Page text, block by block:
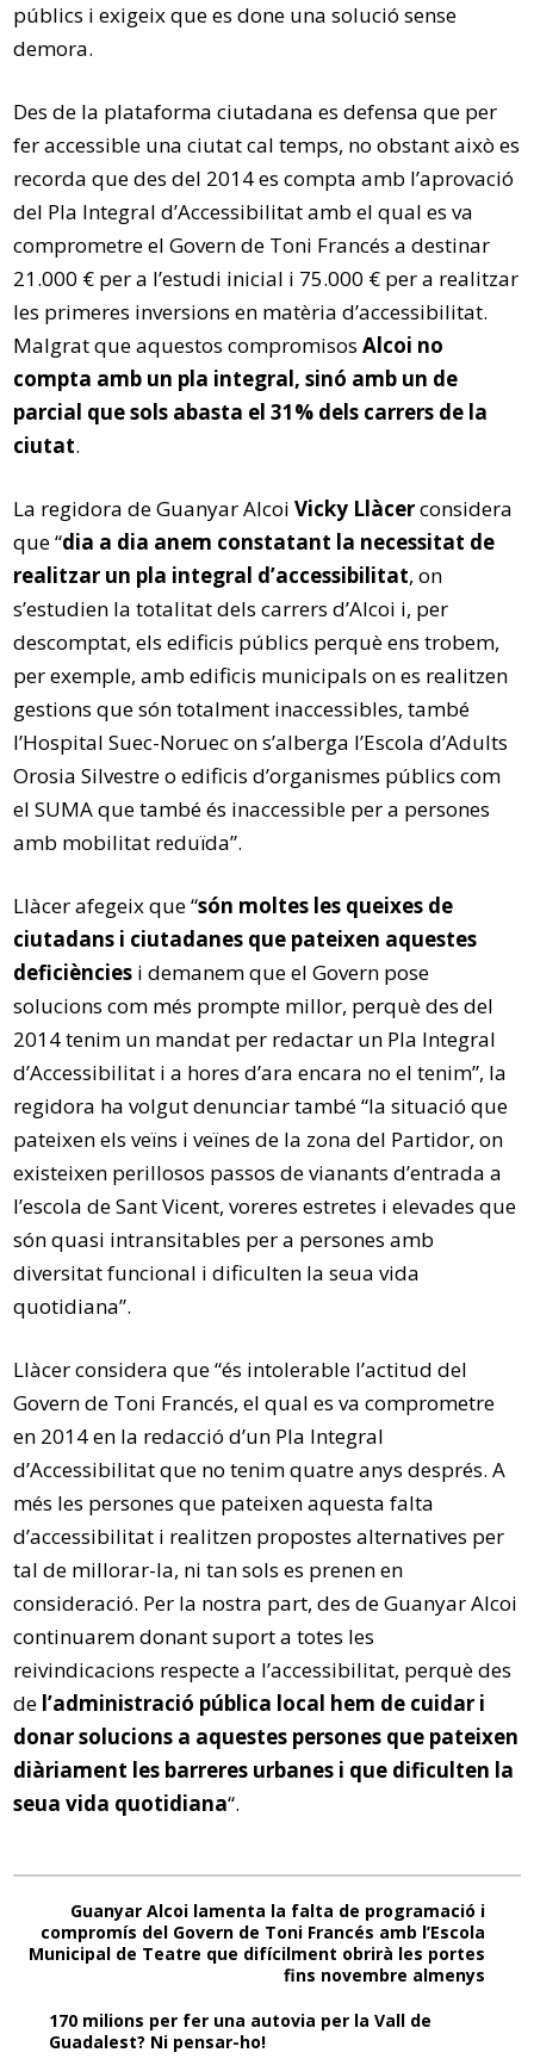
públics i exigeix que es done una solució sense
demora.
Des de la plataforma ciutadana es defensa que per
fer accessible una ciutat cal temps, no obstant això es
recorda que des del 2014 es compta amb l’aprovació
del Pla Integral d’Accessibilitat amb el qual es va
comprometre el Govern de Toni Francés a destinar
21.000 € per a l’estudi inicial i 75.000 € per a realitzar
les primeres inversions en matèria d’accessibilitat.
Malgrat que aquestos compromisosAlcoi no
compta amb un pla integral, sinó amb un de
parcial que sols abasta el 31% dels carrers de la
ciutat.
La regidora de Guanyar AlcoiVicky Llàcerconsidera
que “dia a dia anem constatant la necessitat de
realitzar un pla integral d’accessibilitat, on
s’estudien la totalitat dels carrers d’Alcoi i, per
descomptat, els edificis públics perquè ens trobem,
per exemple, amb edificis municipals on es realitzen
gestions que són totalment inaccessibles, també
l’Hospital Suec-Noruec on s’alberga l’Escola d’Adults
Orosia Silvestre o edificis d’organismes públics com
el SUMA que també és inaccessible per a persones
amb mobilitat reduïda”.
Llàcer afegeix que “són moltes les queixes de
ciutadans i ciutadanes que pateixen aquestes
deficiències i demanem que el Govern pose
solucions com més prompte millor, perquè des del
2014 tenim un mandat per redactar un Pla Integral
d’Accessibilitat i a hores d’ara encara no el tenim”, la
regidora ha volgut denunciar també “la situació que
pateixen els veïns i veïnes de la zona del Partidor, on
existeixen perillosos passos de vianants d’entrada a
l’escola de Sant Vicent, voreres estretes i elevades que
són quasi intransitables per a persones amb
diversitat funcional i dificulten la seua vida
quotidiana”.
Llàcer considera que “és intolerable l’actitud del
Govern de Toni Francés, el qual es va comprometre
en 2014 en la redacció d’un Pla Integral
d’Accessibilitat que no tenim quatre anys després. A
més les persones que pateixen aquesta falta
d’accessibilitat i realitzen propostes alternatives per
tal de millorar-la, ni tan sols es prenen en
consideració. Per la nostra part, des de Guanyar Alcoi
continuarem donant suport a totes les
reivindicacions respecte a l’accessibilitat, perquè des
de l’administració pública local hem de cuidar i
donar solucions a aquestes persones que pateixen
diàriament les barreres urbanes i que dificulten la
seua vida quotidiana“.
Guanyar Alcoi lamenta la falta de programació i
compromís del Govern de Toni Francés amb l’Escola
Municipal de Teatre que difícilment obrirà les portes
fins novembre almenys
170 milions per fer una autovia per la Vall de
Guadalest? Ni pensar-ho!